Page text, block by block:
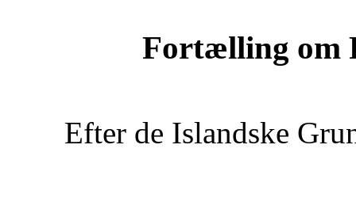
Fortælling om
Efter de Islandske